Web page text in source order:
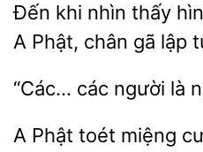
khi nhìn
A Phật, chân gã lập
“Các… là
Phật toét miệng